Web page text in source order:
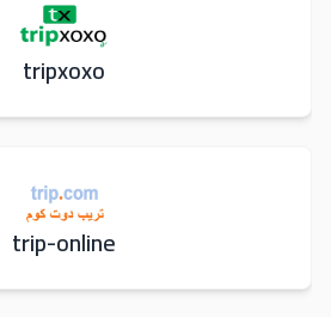
tripxoxo
trip-online